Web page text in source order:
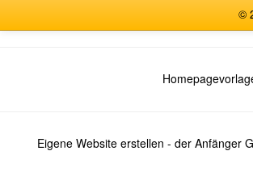
©
Eigene Website erstellen - der Anfänger